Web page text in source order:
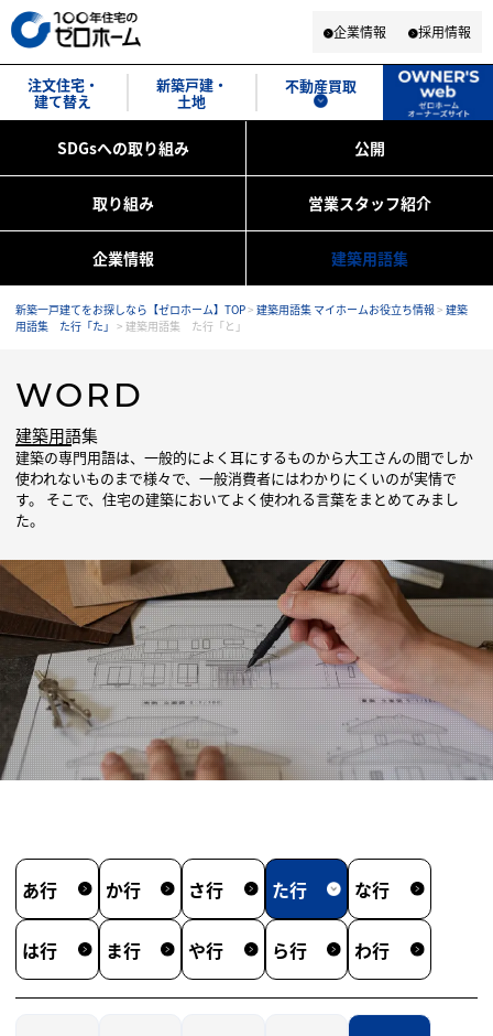
企業情報 採用情報
注文住宅・
建て替え
新築戸建・
土地
不動産買取
SDGsへの取り組み 公開
取り組み 営業スタッフ紹介
企業情報 建築用語集
新築一戸建てをお探しなら【ゼロホーム】TOP> 建築用語集 マイホームお役立ち情報> 建築
用語集 た行「た」 > 建築用語集 た行「と」
WORD
建築用語集
建築の専門用語は、一般的によく耳にするものから大工さんの間でしか
使われないものまで様々で、一般消費者にはわかりにくいのが実情で
す。
そこで、住宅の建築においてよく使われる言葉をまとめてみまし
た。
あ行 か行 さ行 た行 な行
は行 ま行 や行 ら行 わ行